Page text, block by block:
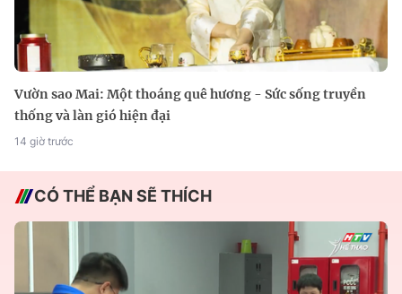
Vườn sao Mai: Một thoáng quê hương - Sức sống truyền
thống và làn gió hiện đại
14 giờ trước
CÓ THỂ BẠN SẼ THÍCH